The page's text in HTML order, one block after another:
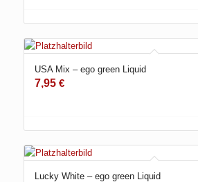
USA Mix – ego green Liquid
7,95 €
Lucky White – ego green Liquid